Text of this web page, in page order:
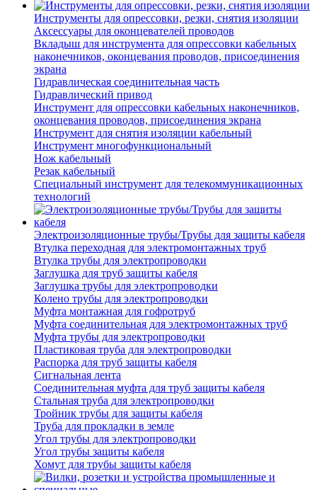
Инструменты для опрессовки, резки, снятия изоляции
Аксессуары для оконцевателей проводов
Вкладыш для инструмента для опрессовки кабельных
наконечников, оконцевания проводов, присоединения
экрана
Гидравлическая соединительная часть
Гидравлический привод
Инструмент для опрессовки кабельных наконечников,
оконцевания проводов, присоединения экрана
Инструмент для снятия изоляции кабельный
Инструмент многофункциональный
Нож кабельный
Резак кабельный
Специальный инструмент для телекоммуникационных
технологий
Электроизоляционные трубы/Трубы для защиты кабеля
Втулка переходная для электромонтажных труб
Втулка трубы для электропроводки
Заглушка для труб защиты кабеля
Заглушка трубы для электропроводки
Колено трубы для электропроводки
Муфта монтажная для гофротруб
Муфта соединительная для электромонтажных труб
Муфта трубы для электропроводки
Пластиковая труба для электропроводки
Распорка для труб защиты кабеля
Сигнальная лента
Соединительная муфта для труб защиты кабеля
Стальная труба для электропроводки
Тройник трубы для защиты кабеля
Труба для прокладки в земле
Угол трубы для электропроводки
Угол трубы защиты кабеля
Хомут для трубы защиты кабеля